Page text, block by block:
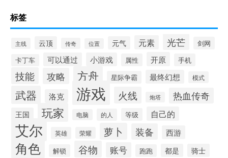
标签
主线 云顶 传奇 位置 元气 元素 光芒 剑网
卡丁车 可以通过 小游戏 属性 开原 手机
技能 攻略 方舟 星际争霸 最终幻想 模式
武器 洛克 游戏 火线 炮塔 热血传奇
王国 玩家 电脑 的人 等级 自己的
艾尔 英雄 荣耀 萝卜 装备 西游
角色 解锁 谷物 账号 跑跑 都是 骑士